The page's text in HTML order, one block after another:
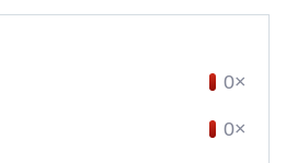
0×
0×